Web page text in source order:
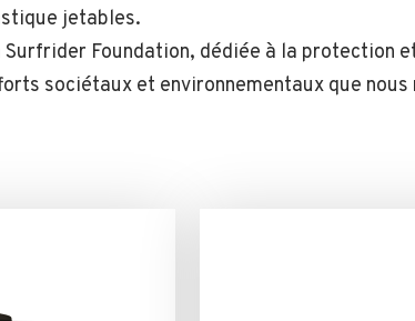
jetables.
Foundation, dédiée à la protection
sociétaux et environnementaux que nous